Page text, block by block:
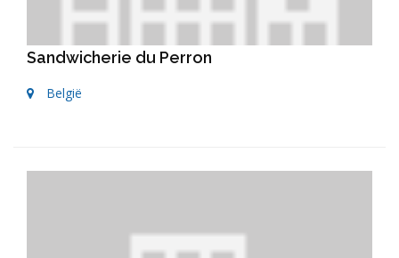
Sandwicherie du Perron
België